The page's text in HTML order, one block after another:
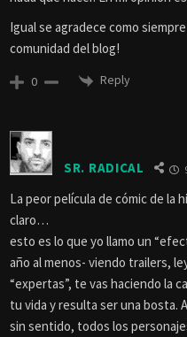
Igual se agradece como
comunidad del blog!
0 Reply
SR. RADICAL
La peor película de cómic de la
claro…
esto es lo que yo llamo un
año al menos- viendo trailers,
“expertas”, te vas haciendo la
tu vida y resulta ser una bosta.
sin sentido, todos los